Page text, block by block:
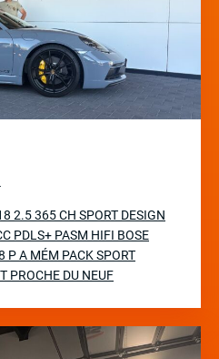
2.5 365 CH SPORT DESIGN
PDLS+ PASM HIFI BOSE
P A MÉM PACK SPORT
PROCHE DU NEUF